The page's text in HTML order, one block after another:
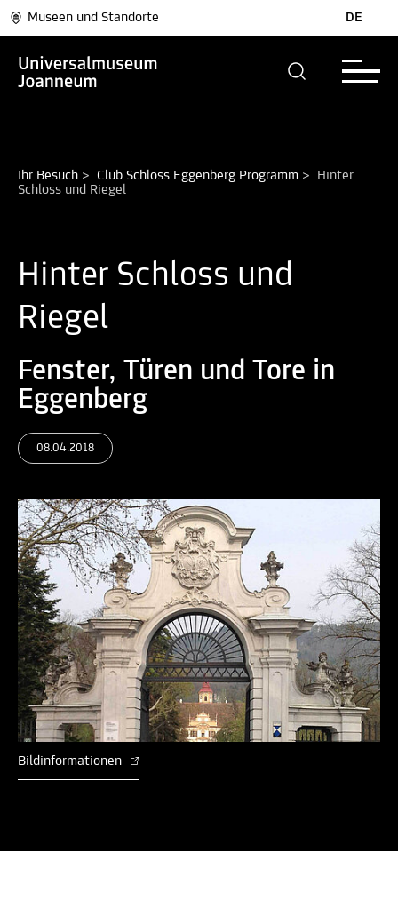
Museen und Standorte DE
Ihr Besuch > Club Schloss Eggenberg Programm >
Hinter
Schloss und Riegel
Hinter Schloss und
Riegel
Fenster, Türen und Tore in
Eggenberg
08.04.2018
Bildinformationen